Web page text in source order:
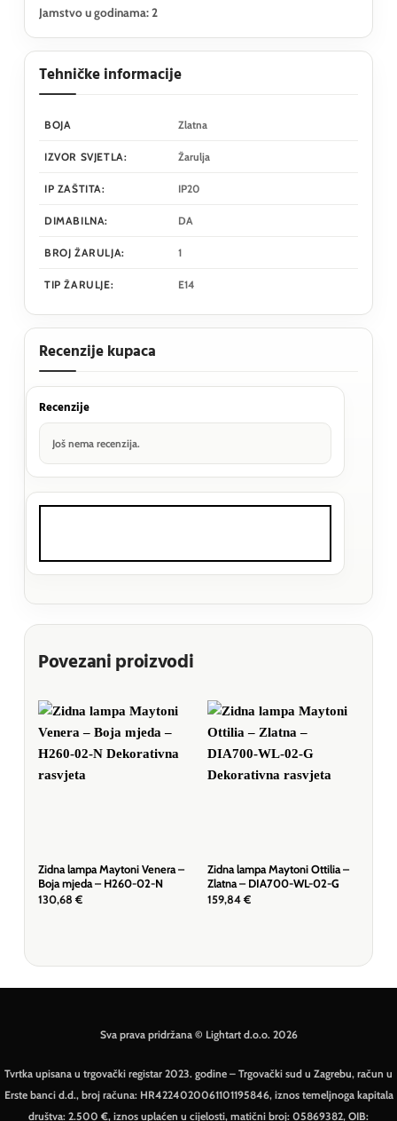
Jamstvo u godinama: 2
Tehničke informacije
BOJA Zlatna
IZVOR SVJETLA: Žarulja
IP ZAŠTITA: IP20
DIMABILNA: DA
BROJ ŽARULJA: 1
TIP ŽARULJE: E14
Recenzije kupaca
Recenzije
Još nema recenzija.
Povezani proizvodi
Zidna lampa Maytoni Venera –
Boja mjeda – H260-02-N
130,68 €
Zidna lampa Maytoni Ottilia –
Zlatna – DIA700-WL-02-G
159,84 €
Sva prava pridržana © Lightart d.o.o. 2026
Tvrtka upisana u trgovački registar 2023. godine – Trgovački sud u Zagrebu, račun u
Erste banci d.d., broj računa: HR4224020061101195846, iznos temeljnoga kapitala
društva: 2.500 €, iznos uplaćen u cijelosti, matični broj: 05869382, OIB: